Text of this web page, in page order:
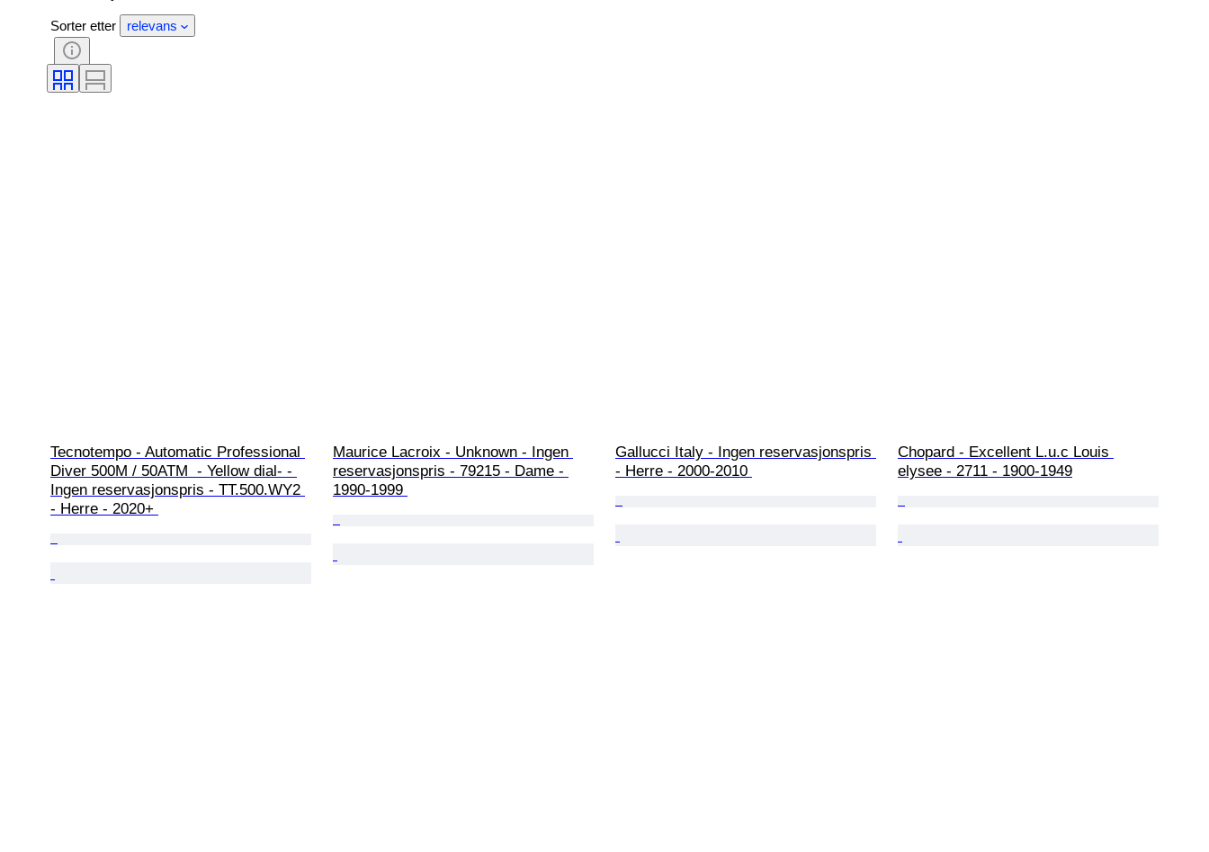
Sorter etter relevans
Tecnotempo - Automatic Professional
Diver 500M / 50ATM  - Yellow dial- -
Ingen reservasjonspris - TT.500.WY2
- Herre - 2020+
Maurice Lacroix - Unknown - Ingen
reservasjonspris - 79215 - Dame -
1990-1999
Gallucci Italy - Ingen reservasjonspris
- Herre - 2000-2010
Chopard - Excellent L.u.c Louis
elysee - 2711 - 1900-1949